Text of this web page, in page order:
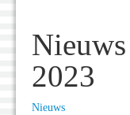
2023
Nieuws